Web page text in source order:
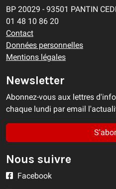
BP 20029 - 93501 PANTIN
01 48 10 86 20
Contact
Données personnelles
Mentions légales
Newsletter
Abonnez-vous aux lettres
chaque lundi par email
Nous suivre
Facebook